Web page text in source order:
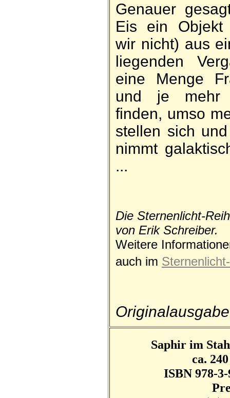
Genauer
Eis ein Ob­jekt
wir nicht) aus
liegenden
eine Menge
und je mehr
finden, um­so
stellen sich
nimmt
...
Die Sternen­licht-
von Erik Schreiber.
Weitere
auch im
Originalausgabe
Saphir im
ca.
ISBN 978-